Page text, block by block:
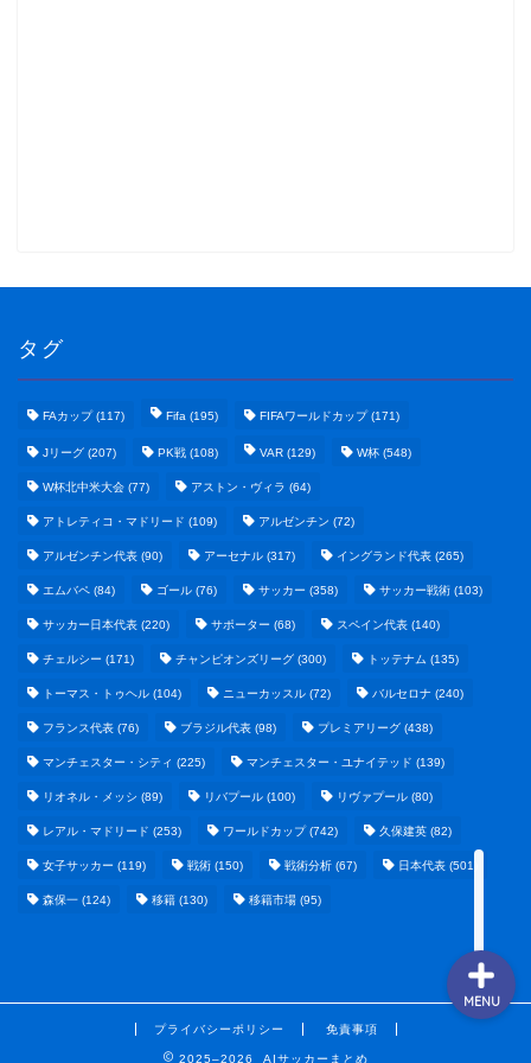
タグ
FAカップ (117) Fifa (195) FIFAワールドカップ (171)
Jリーグ (207) PK戦 (108) VAR (129) W杯 (548)
W杯北中米大会 (77) アストン・ヴィラ (64)
アトレティコ・マドリード (109) アルゼンチン (72)
アルゼンチン代表 (90) アーセナル (317) イングランド代表 (265)
エムバペ (84) ゴール (76) サッカー (358) サッカー戦術 (103)
サッカー日本代表 (220) サポーター (68) スペイン代表 (140)
チェルシー (171) チャンピオンズリーグ (300) トッテナム (135)
トーマス・トゥヘル (104) ニューカッスル (72) バルセロナ (240)
フランス代表 (76) ブラジル代表 (98) プレミアリーグ (438)
マンチェスター・シティ (225) マンチェスター・ユナイテッド (139)
リオネル・メッシ (89) リバプール (100) リヴァプール (80)
レアル・マドリード (253) ワールドカップ (742) 久保建英 (82)
女子サッカー (119) 戦術 (150) 戦術分析 (67) 日本代表 (501)
森保一 (124) 移籍 (130) 移籍市場 (95)
プライバシーポリシー 免責事項
2025–2026 AIサッカーまとめ
MENU
テクノロジーまとめ
ビジネス・経済まとめ